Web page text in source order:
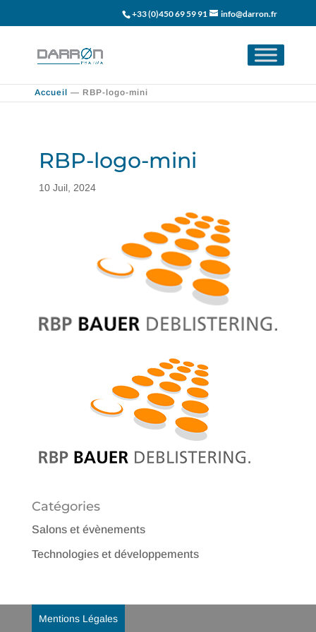
+33 (0)450 69 59 91 info@darron.fr
Accueil — RBP-logo-mini
RBP-logo-mini
10 Juil, 2024
Catégories
Salons et évènements
Technologies et développements
Mentions Légales